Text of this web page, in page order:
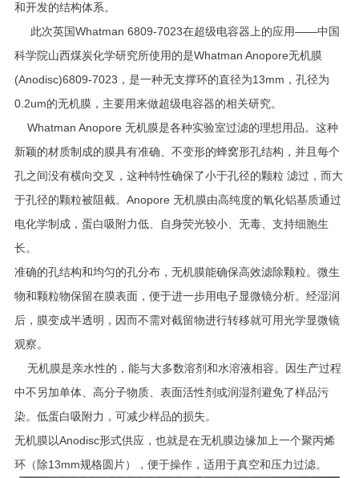
和开发的结构体系。
此次英国Whatman 6809-7023在超级电容器上的应用——中国
科学院山西煤炭化学研究所使用的是Whatman Anopore无机膜
(Anodisc)6809-7023，是一种无支撑环的直径为13mm，孔径为
0.2um的无机膜，主要用来做超级电容器的相关研究。
Whatman Anopore 无机膜是各种实验室过滤的理想用品。这种
新颖的材质制成的膜具有准确、不变形的蜂窝形孔结构，并且每个
孔之间没有横向交叉，这种特性确保了小于孔径的颗粒 滤过，而大
于孔径的颗粒被阻截。Anopore 无机膜由高纯度的氧化铝基质通过
电化学制成，蛋白吸附力低、自身荧光较小、无毒、支持细胞生
长。
准确的孔结构和均匀的孔分布，无机膜能确保高效滤除颗粒。微生
物和颗粒物保留在膜表面，便于进一步用电子显微镜分析。经湿润
后，膜变成半透明，因而不需对截留物进行转移就可用光学显微镜
观察。
无机膜是亲水性的，能与大多数溶剂和水溶液相容。因生产过程
中不另加单体、高分子物质、表面活性剂或润湿剂避免了样品污
染。低蛋白吸附力，可减少样品的损失。
无机膜以Anodisc形式供应，也就是在无机膜边缘加上一个聚丙烯
环（除13mm规格圆片），便于操作，适用于真空和压力过滤。